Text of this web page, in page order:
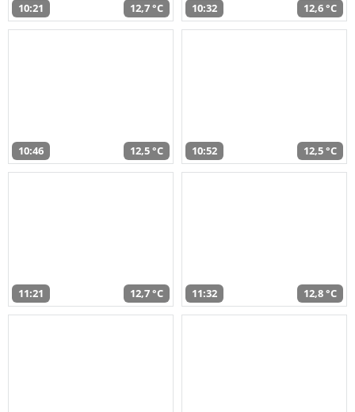
10:21 12,7 °C 10:32 12,6 °C
10:46 12,5 °C 10:52 12,5 °C
11:21 12,7 °C 11:32 12,8 °C